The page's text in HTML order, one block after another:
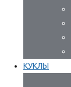
КУКЛЫ